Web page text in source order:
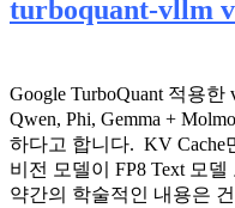
turboquant-vllm
Google TurboQuant 적용
Qwen, Phi, Gemma +
하다고 합니다. KV Cache
비전 모델이 FP8 Text 모
약간의 학술적인 내용은